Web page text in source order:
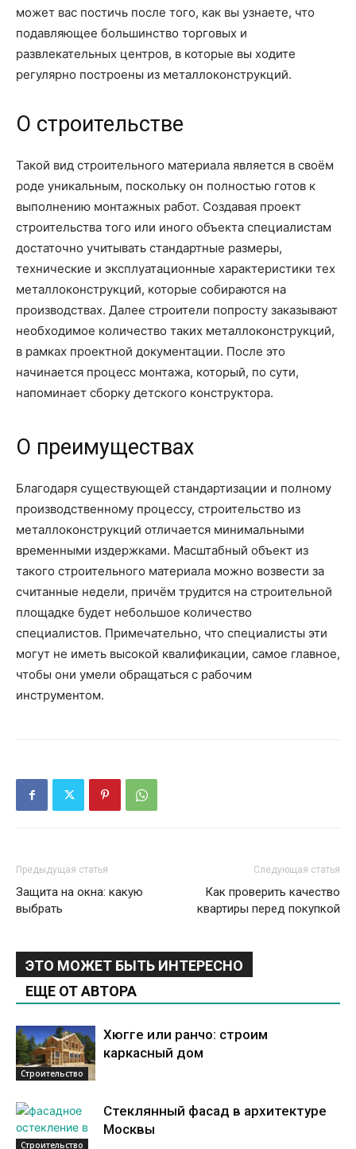
может вас постичь после того, как вы узнаете, что
подавляющее большинство торговых и
развлекательных центров, в которые вы ходите
регулярно построены из металлоконструкций.
О строительстве
Такой вид строительного материала является в своём
роде уникальным, поскольку он полностью готов к
выполнению монтажных работ. Создавая проект
строительства того или иного объекта специалистам
достаточно учитывать стандартные размеры,
технические и эксплуатационные характеристики тех
металлоконструкций, которые собираются на
производствах. Далее строители попросту заказывают
необходимое количество таких металлоконструкций,
в рамках проектной документации. После это
начинается процесс монтажа, который, по сути,
напоминает сборку детского конструктора.
О преимуществах
Благодаря существующей стандартизации и полному
производственному процессу, строительство из
металлоконструкций отличается минимальными
временными издержками. Масштабный объект из
такого строительного материала можно возвести за
считанные недели, причём трудится на строительной
площадке будет небольшое количество
специалистов. Примечательно, что специалисты эти
могут не иметь высокой квалификации, самое главное,
чтобы они умели обращаться с рабочим
инструментом.
Предыдущая статья
Защита на окна: какую
выбрать
Следующая статья
Как проверить качество
квартиры перед покупкой
ЭТО МОЖЕТ БЫТЬ ИНТЕРЕСНО
ЕЩЕ ОТ АВТОРА
Строительство
Хюгге или ранчо: строим
каркасный дом
Строительство
Стеклянный фасад в архитектуре
Москвы